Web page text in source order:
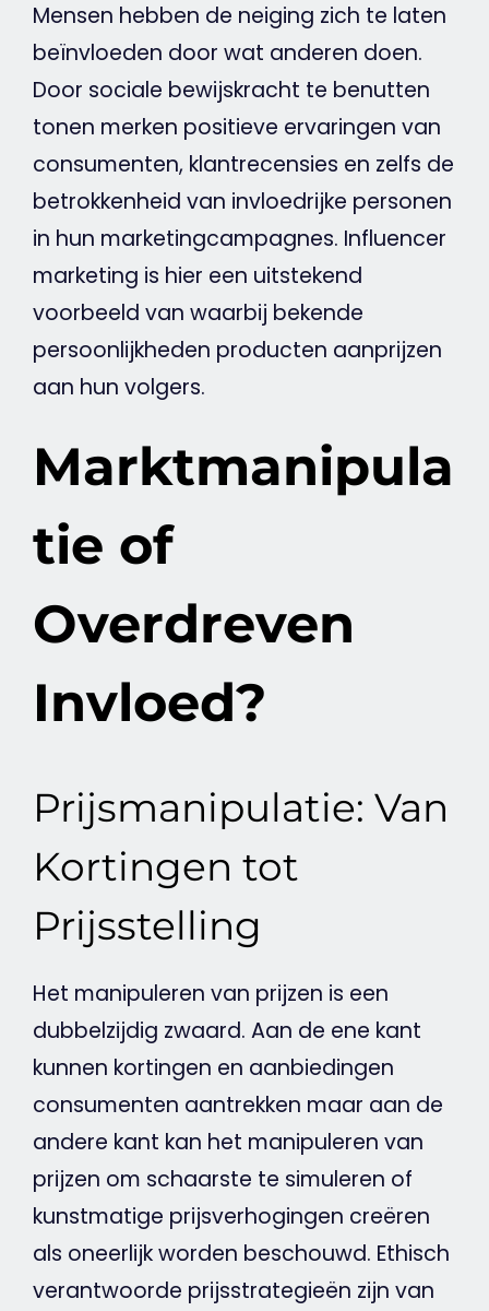
Mensen hebben de neiging zich te laten
beïnvloeden door wat anderen doen.
Door sociale bewijskracht te benutten
tonen merken positieve ervaringen van
consumenten, klantrecensies en zelfs de
betrokkenheid van invloedrijke personen
in hun marketingcampagnes. Influencer
marketing is hier een uitstekend
voorbeeld van waarbij bekende
persoonlijkheden producten aanprijzen
aan hun volgers.
Marktmanipula
tie of
Overdreven
Invloed?
Prijsmanipulatie: Van
Kortingen tot
Prijsstelling
Het manipuleren van prijzen is een
dubbelzijdig zwaard. Aan de ene kant
kunnen kortingen en aanbiedingen
consumenten aantrekken maar aan de
andere kant kan het manipuleren van
prijzen om schaarste te simuleren of
kunstmatige prijsverhogingen creëren
als oneerlijk worden beschouwd. Ethisch
verantwoorde prijsstrategieën zijn van